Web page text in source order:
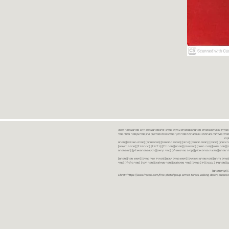
ספרים יד שניה ספרים משומשים ספרים חדשים ספרים יד 2 מכירת ספרים יד שניה ספרי יד שניהחיפוש ספרים ספרים ישנים ספרים עתיקים ספרים זולים ספרים במצב חדש ספרים במחירי רצפה
במבצע ספרים יד 2 ברמת גן ספרים יד 2 ביבנה יד 2 ספרים ספרי פסיכולוגיה ספריה סוציולוגיה ביוגרפיות ו אוטוביוגרפיות ספרי חינוך ספרי כלכלה ספרי שוק ההון ספרי עיון ספרי פרוזה ספרי
ביטחון] [רומנים] [רומנים רומנטיים] [פרוזה] [ספרות מתורגמת] [ספרות מקור] [ספרים באנגלית] [ספרים
חדשים מהחנות] [ספרים מומלצים] [ספרי בישול] [ספרי עידן חדש] [ספרי עסקים] [ספרי מורשת] [מחזות] [ספרי שירה] [ספרי בריאות] [ספרי תזונה] [ספרי רפואה] [ספרי מתח] [ספרים] [ספרי יד 2[ [יד 2 יד 2[ [מכירת יד 2[ [מכירת יד שנייה]
יד 2[ [ספר] [ספרים יד 2[ [הזמנת ספרים] [יד 2 ספרים] [ספרים בזול] [אתר ספרים] [הזמנת ספרים אונליין] [קניית ספרים אונליין] [ספרי קריאה] [רכישת ספרים אונליין] [חנות ספרים
נדירים] [חנות ספרים משומשים] [חיפוש ספרים ישנים] [חנות יד שניה ספרים] [חיפוש ספר] [ספרים]
[חנות ספרים זולים] [ספרים חדשים] [ספרים במחירי רצפה] [ספרים במשלוח חינם] [ספרים במשלוח עד הבית] [ספרים יד 2 ברמת גן] [ספרים יד 2 ביבנה] [יד 2 ספרים] [ספרי פסיכולוגיה] [ספרי סוציולוגיה] [ספרי חינוך] [ספרי כלכלה] [ספרי
[קניית ספרים]
<a href="https://www.freepik.com/free-photo/group-armed-forces-walking-desert-